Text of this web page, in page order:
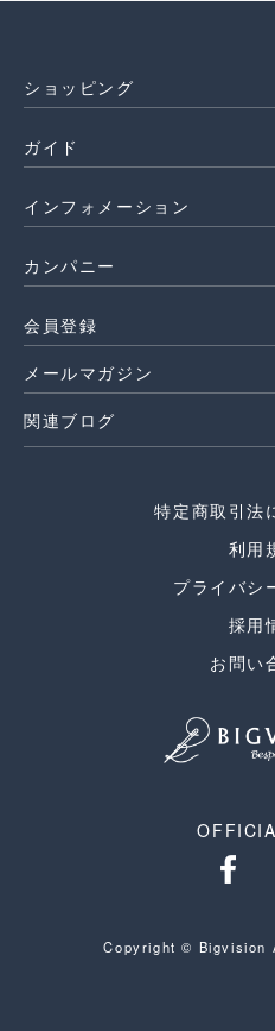
ショッピング
ガイド
インフォメーション
カンパニー
会員登録
メールマガジン
関連ブログ
特定商取引法
利用
プライバシ
採用
お問い
Copyright © Bigvision